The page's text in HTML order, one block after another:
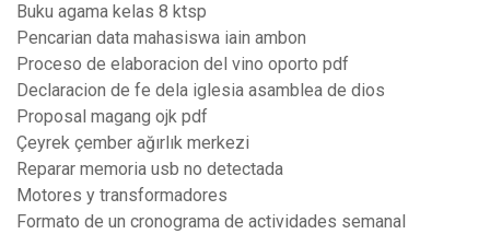
Buku agama kelas 8 ktsp
Pencarian data mahasiswa iain ambon
Proceso de elaboracion del vino oporto pdf
Declaracion de fe dela iglesia asamblea de dios
Proposal magang ojk pdf
Çeyrek çember ağırlık merkezi
Reparar memoria usb no detectada
Motores y transformadores
Formato de un cronograma de actividades semanal